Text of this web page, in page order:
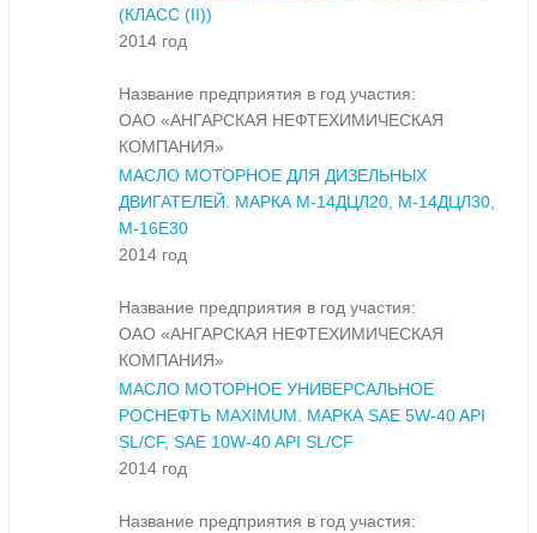
(КЛАСС (II))
2014 год
Название предприятия в год участия:
ОАО «АНГАРСКАЯ НЕФТЕХИМИЧЕСКАЯ
КОМПАНИЯ»
МАСЛО МОТОРНОЕ ДЛЯ ДИЗЕЛЬНЫХ
ДВИГАТЕЛЕЙ. МАРКА М-14ДЦЛ20, М-14ДЦЛ30,
М-16Е30
2014 год
Название предприятия в год участия:
ОАО «АНГАРСКАЯ НЕФТЕХИМИЧЕСКАЯ
КОМПАНИЯ»
МАСЛО МОТОРНОЕ УНИВЕРСАЛЬНОЕ
РОСНЕФТЬ MAXIMUM. МАРКА SAE 5W-40 API
SL/CF, SAE 10W-40 API SL/CF
2014 год
Название предприятия в год участия: